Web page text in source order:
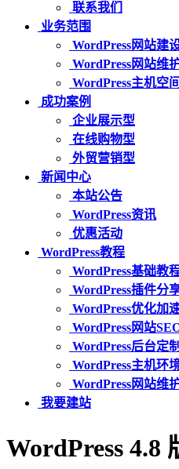
联系我们
业务范围
WordPress网站建
WordPress网站维
WordPress主机空间
成功案例
企业展示型
在线购物型
外贸营销型
新闻中心
本站公告
WordPress资讯
优惠活动
WordPress教程
WordPress基础教
WordPress插件分
WordPress优化加
WordPress网站
WordPress后台定制
WordPress主机环
WordPress网站维
我要建站
WordPress 4.8